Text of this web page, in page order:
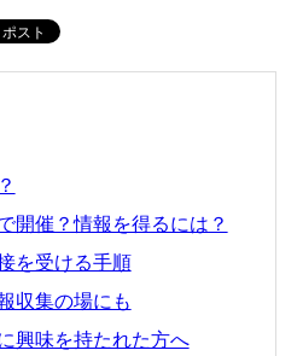
開催？情報を得るには？
を受ける手順
収集の場にも
興味を持たれた方へ